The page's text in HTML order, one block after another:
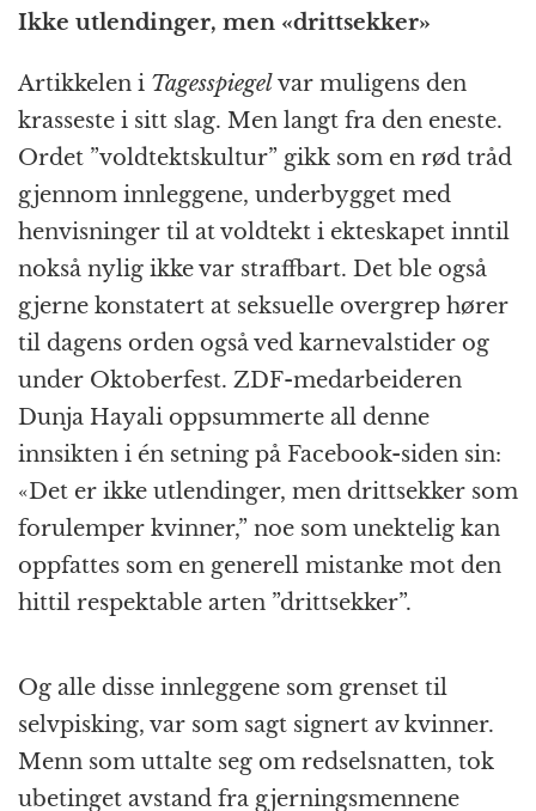
Ikke utlendinger, men «drittsekker»
Artikkelen i Tagesspiegelvar muligens den
krasseste i sitt slag. Men langt fra den eneste.
Ordet ”voldtektskultur” gikk som en rød tråd
gjennom innleggene, underbygget med
henvisninger til at voldtekt i ekteskapet inntil
nokså nylig ikke var straffbart. Det ble også
gjerne konstatert at seksuelle overgrep hører
til dagens orden også ved karnevalstider og
under Oktoberfest. ZDF-medarbeideren
Dunja Hayali oppsummerte all denne
innsikten i én setning på Facebook-siden sin:
«Det er ikke utlendinger, men drittsekker som
forulemper kvinner,” noe som unektelig kan
oppfattes som en generell mistanke mot den
hittil respektable arten ”drittsekker”.
Og alle disse innleggene som grenset til
selvpisking, var som sagt signert av kvinner.
Menn som uttalte seg om redselsnatten, tok
ubetinget avstand fra gjerningsmennene